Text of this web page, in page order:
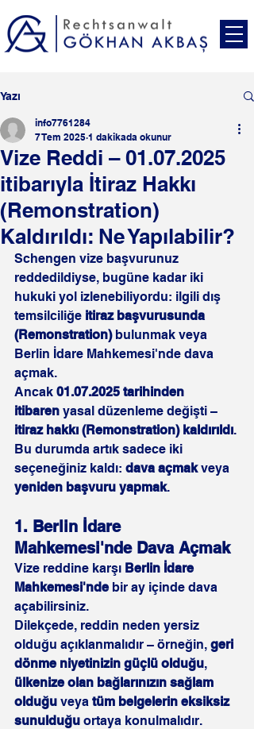
Yazı
Vize Reddi – 01.07.2025
itibarıyla İtiraz Hakkı
(Remonstration)
Kaldırıldı: Ne Yapılabilir?
info7761284
7 Tem 2025 1 dakikada okunur
Schengen vize başvurunuz
reddedildiyse, bugüne kadar iki
hukuki yol izlenebiliyordu: ilgili dış
temsilciliğe itiraz başvurusunda
(Remonstration) bulunmak veya
Berlin İdare Mahkemesi'nde dava
açmak.
Ancak 01.07.2025 tarihinden
itibaren yasal düzenleme değişti –
itiraz hakkı (Remonstration) kaldırıldı.
Bu durumda artık sadece iki
seçeneğiniz kaldı: dava açmak veya
yeniden başvuru yapmak.
1. Berlin İdare
Mahkemesi'nde Dava Açmak
Vize reddine karşı Berlin İdare
Mahkemesi'nde bir ay içinde dava
açabilirsiniz.
Dilekçede, reddin neden yersiz
olduğu açıklanmalıdır – örneğin, geri
dönme niyetinizin güçlü olduğu,
ülkenize olan bağlarınızın sağlam
olduğu veya tüm belgelerin eksiksiz
sunulduğu ortaya konulmalıdır.